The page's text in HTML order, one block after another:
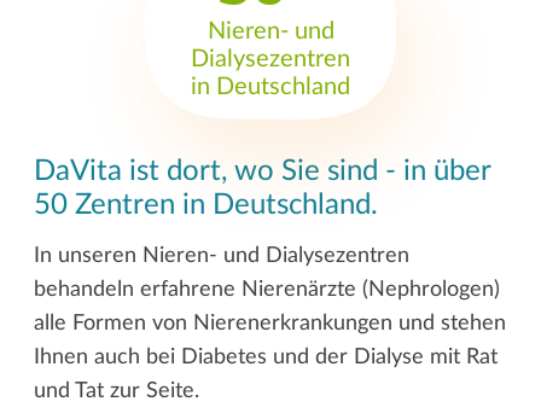
Nieren- und
Dialysezentren
in Deutschland
DaVita ist dort, wo Sie sind - in über
50 Zentren in Deutschland.
In unseren Nieren- und Dialysezentren
behandeln erfahrene Nierenärzte (Nephrologen)
alle Formen von Nierenerkrankungen und stehen
Ihnen auch bei Diabetes und der Dialyse mit Rat
und Tat zur Seite.